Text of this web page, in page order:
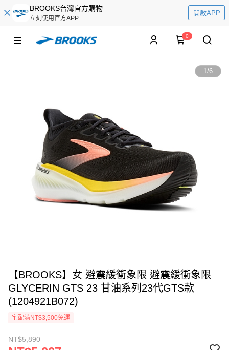
BROOKS台灣官方購物
立刻使用官方APP
開啟APP
0
1/6
【BROOKS】女 避震緩衝象限 避震緩衝象限
GLYCERIN GTS 23 甘油系列23代GTS款
(1204921B072)
宅配滿NT$3,500免運
NT$5,890